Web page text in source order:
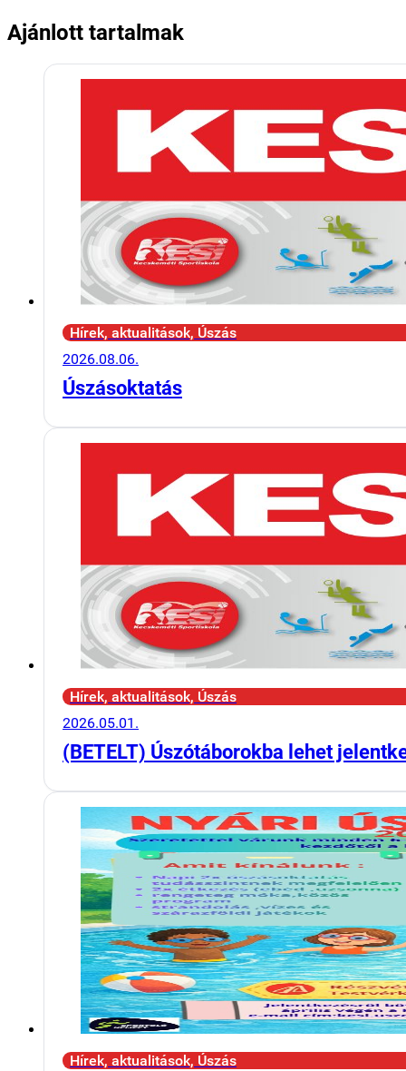
Ajánlott tartalmak
Hírek, aktualitások, Úszás
2026.08.06.
Úszásoktatás
Hírek, aktualitások, Úszás
2026.05.01.
(BETELT) Úszótáborokba lehet
Hírek, aktualitások, Úszás